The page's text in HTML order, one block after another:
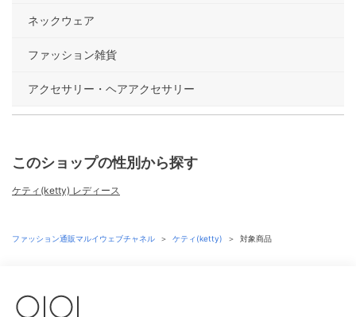
ネックウェア
ファッション雑貨
アクセサリー・ヘアアクセサリー
このショップの性別から探す
ケティ(ketty) レディース
ファッション通販マルイウェブチャネル ＞ ケティ(ketty) ＞ 対象商品